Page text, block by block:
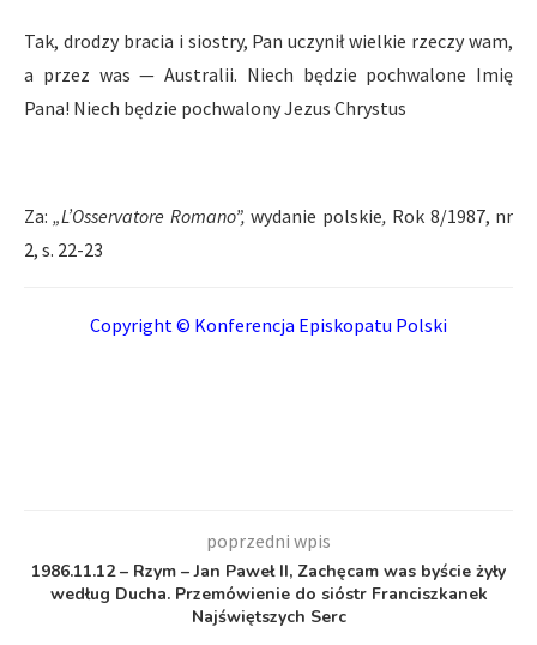
Tak, drodzy bracia i siostry, Pan uczynił wielkie rzeczy wam,
a przez was — Australii. Niech będzie pochwalone Imię
Pana! Niech będzie pochwalony Jezus Chrystus
Za:„L’Osservatore Romano”,wydanie polskie, Rok 8/1987, nr
2, s. 22-23
Copyright © Konferencja Episkopatu Polski
poprzedni wpis
1986.11.12 – Rzym – Jan Paweł II, Zachęcam was byście żyły
według Ducha. Przemówienie do sióstr Franciszkanek
Najświętszych Serc